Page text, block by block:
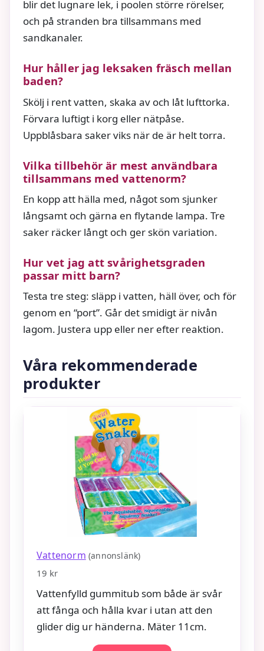
blir det lugnare lek, i poolen större rörelser,
och på stranden bra tillsammans med
sandkanaler.
Hur håller jag leksaken fräsch mellan
baden?
Skölj i rent vatten, skaka av och låt lufttorka.
Förvara luftigt i korg eller nätpåse.
Uppblåsbara saker viks när de är helt torra.
Vilka tillbehör är mest användbara
tillsammans med vattenorm?
En kopp att hälla med, något som sjunker
långsamt och gärna en flytande lampa. Tre
saker räcker långt och ger skön variation.
Hur vet jag att svårighetsgraden
passar mitt barn?
Testa tre steg: släpp i vatten, häll över, och för
genom en “port”. Går det smidigt är nivån
lagom. Justera upp eller ner efter reaktion.
Våra rekommenderade
produkter
Vattenorm (annonslänk)
19 kr
Vattenfylld gummitub som både är svår
att fånga och hålla kvar i utan att den
glider dig ur händerna. Mäter 11cm.